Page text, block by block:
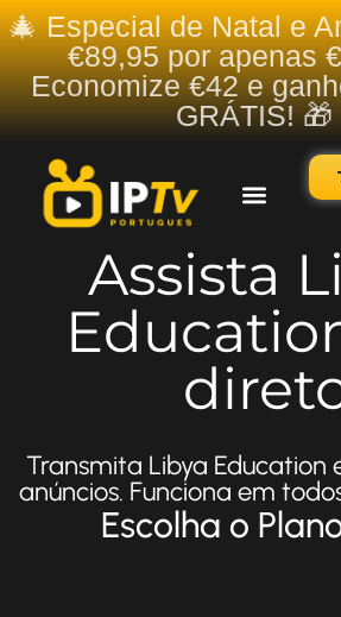
🎄 Especial de Natal e
€89,95 por apenas
Economize €42 e
GRÁTIS! 🎁
Assista
Transmita Libya Education
anúncios. Funciona em
Escolha o